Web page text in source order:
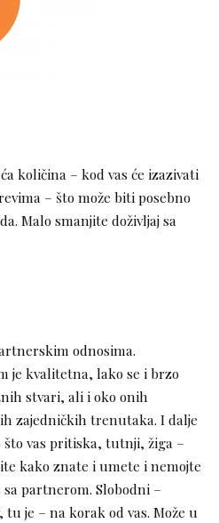
količina – kod vas će izazivati
– što može biti posebno
Malo smanjite doživljaj sa
odnosima.
je kvalitetna, lako se i brzo
stvari, ali i oko onih
zajedničkih trenutaka. I dalje
što vas pritiska, tutnji, žiga –
kako znate i umete i nemojte
partnerom. Slobodni –
je – na korak od vas. Može u